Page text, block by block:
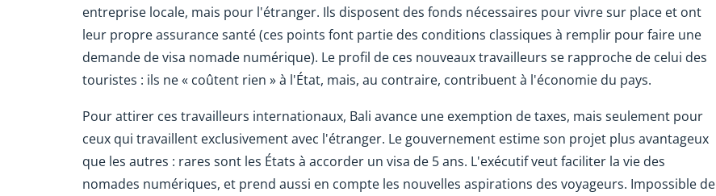
entreprise locale, mais pour l'étranger. Ils disposent des fonds nécessaires pour vivre sur place et ont
leur propre assurance santé (ces points font partie des conditions classiques à remplir pour faire une
demande de visa nomade numérique). Le profil de ces nouveaux travailleurs se rapproche de celui des
touristes : ils ne « coûtent rien » à l'État, mais, au contraire, contribuent à l'économie du pays.
Pour attirer ces travailleurs internationaux, Bali avance une exemption de taxes, mais seulement pour
ceux qui travaillent exclusivement avec l'étranger. Le gouvernement estime son projet plus avantageux
que les autres : rares sont les États à accorder un visa de 5 ans. L'exécutif veut faciliter la vie des
nomades numériques, et prend aussi en compte les nouvelles aspirations des voyageurs. Impossible de